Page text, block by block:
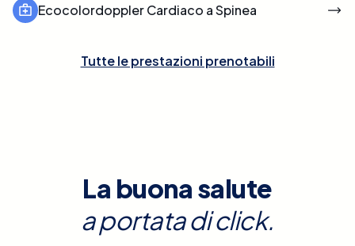
Ecocolordoppler Cardiaco a Spinea
Tutte le prestazioni prenotabili
La buona salute
a portata di click.